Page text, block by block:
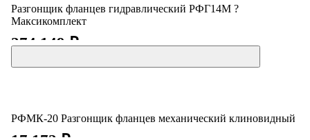
Разгонщик фланцев гидравлический РФГ14М ?
Максикомплект
274 149 ₽
РФМК-20 Разгонщик фланцев механический клиновидный